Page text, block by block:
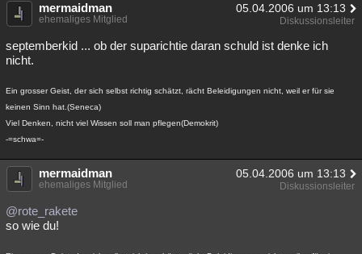
mermaidman 05.04.2006 um 13:13
ehemaliges Mitglied Diskussionsleiter
septemberkid ... ob der suparichtie daran schuld ist denke ich
nicht.
Ein grosser Geist, der sich selbst richtig schätzt, rächt Beleidigungen nicht, weil er für sie
keinen Sinn hat.(Seneca)
Viel Denken, nicht viel Wissen soll man pflegen(Demokrit)
-=schwa=-
mermaidman 05.04.2006 um 13:13
ehemaliges Mitglied Diskussionsleiter
@rote_rakete
so wie du!